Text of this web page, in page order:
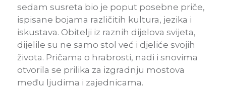
sedam susreta bio je poput posebne priče,
ispisane bojama različitih kultura, jezika i
iskustava. Obitelji iz raznih dijelova svijeta,
dijelile su ne samo stol već i djeliće svojih
života. Pričama o hrabrosti, nadi i snovima
otvorila se prilika za izgradnju mostova
među ljudima i zajednicama.